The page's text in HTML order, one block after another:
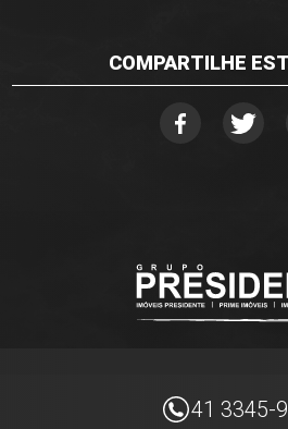
COMPARTILHE
41 3345-